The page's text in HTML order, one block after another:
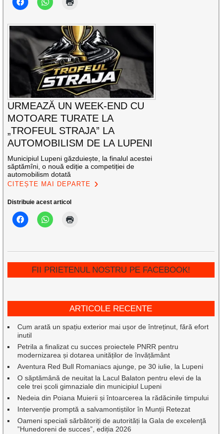
URMEAZĂ UN WEEK-END CU
MOTOARE TURATE LA
„TROFEUL STRAJA” LA
AUTOMOBILISM DE LA LUPENI
Municipiul Lupeni găzduiește, la finalul acestei
săptămîni, o nouă ediție a competiției de
automobilism dotată
CITEȘTE MAI DEPARTE
Distribuie acest articol
FII PRIETENUL NOSTRU PE FACEBOOK!
ARTICOLE RECENTE
Cum arată un spațiu exterior mai ușor de întreținut, fără efort
inutil
Petrila a finalizat cu succes proiectele PNRR pentru
modernizarea și dotarea unităților de învățământ
Aventura Red Bull Romaniacs ajunge, pe 30 iulie, la Lupeni
O săptămână de neuitat la Lacul Balaton pentru elevi de la
cele trei școli gimnaziale din municipiul Lupeni
Nedeia din Poiana Muierii și întoarcerea la rădăcinile timpului
Intervenție promptă a salvamontiștilor în Munții Retezat
Oameni speciali sărbătoriți de autorități la Gala de excelenţă
”Hunedoreni de succes”, ediția 2026